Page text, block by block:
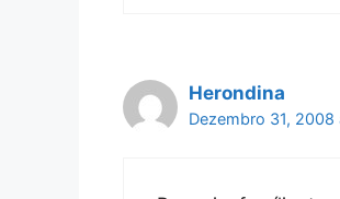
Herondina
Dezembro 31, 2008